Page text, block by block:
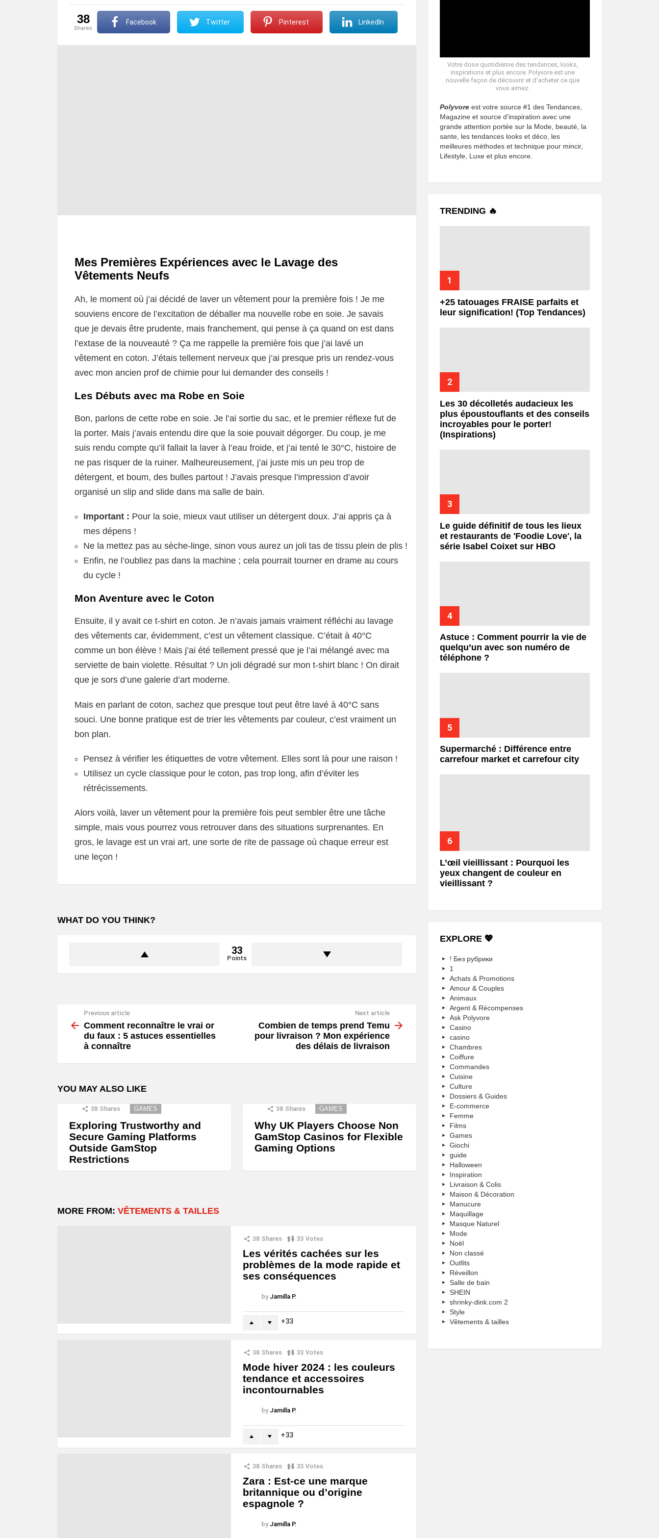
38
shares
Facebook Twitter Pinterest LinkedIn
Mes Premières Expériences avec le Lavage des
Vêtements Neufs
Ah, le moment où j’ai décidé de laver un vêtement pour la première fois ! Je me
souviens encore de l’excitation de déballer ma nouvelle robe en soie. Je savais
que je devais être prudente, mais franchement, qui pense à ça quand on est dans
l’extase de la nouveauté ? Ça me rappelle la première fois que j’ai lavé un
vêtement en coton. J’étais tellement nerveux que j’ai presque pris un rendez-vous
avec mon ancien prof de chimie pour lui demander des conseils !
Les Débuts avec ma Robe en Soie
Bon, parlons de cette robe en soie. Je l’ai sortie du sac, et le premier réflexe fut de
la porter. Mais j’avais entendu dire que la soie pouvait dégorger. Du coup, je me
suis rendu compte qu’il fallait la laver à l’eau froide, et j’ai tenté le 30°C, histoire de
ne pas risquer de la ruiner. Malheureusement, j’ai juste mis un peu trop de
détergent, et boum, des bulles partout ! J’avais presque l’impression d’avoir
organisé un slip and slide dans ma salle de bain.
Important : Pour la soie, mieux vaut utiliser un détergent doux. J’ai appris ça à
mes dépens !
Ne la mettez pas au sèche-linge, sinon vous aurez un joli tas de tissu plein de plis !
Enfin, ne l’oubliez pas dans la machine ; cela pourrait tourner en drame au cours
du cycle !
Mon Aventure avec le Coton
Ensuite, il y avait ce t-shirt en coton. Je n’avais jamais vraiment réfléchi au lavage
des vêtements car, évidemment, c’est un vêtement classique. C’était à 40°C
comme un bon élève ! Mais j’ai été tellement pressé que je l’ai mélangé avec ma
serviette de bain violette. Résultat ? Un joli dégradé sur mon t-shirt blanc ! On dirait
que je sors d’une galerie d’art moderne.
Mais en parlant de coton, sachez que presque tout peut être lavé à 40°C sans
souci. Une bonne pratique est de trier les vêtements par couleur, c’est vraiment un
bon plan.
Pensez à vérifier les étiquettes de votre vêtement. Elles sont là pour une raison !
Utilisez un cycle classique pour le coton, pas trop long, afin d’éviter les
rétrécissements.
Alors voilà, laver un vêtement pour la première fois peut sembler être une tâche
simple, mais vous pourrez vous retrouver dans des situations surprenantes. En
gros, le lavage est un vrai art, une sorte de rite de passage où chaque erreur est
une leçon !
WHAT DO YOU THINK?
33
Points
more
Previous article
Comment reconnaître le vrai or
du faux : 5 astuces essentielles
à connaître
Next article
Combien de temps prend Temu
pour livraison ? Mon expérience
des délais de livraison
YOU MAY ALSO LIKE
38 Shares GAMES
Exploring Trustworthy and
Secure Gaming Platforms
Outside GamStop
Restrictions
38 Shares GAMES
Why UK Players Choose Non
GamStop Casinos for Flexible
Gaming Options
MORE FROM: VÊTEMENTS & TAILLES
38 Shares 33 Votes
Les vérités cachées sur les
problèmes de la mode rapide et
ses conséquences
by Jamilla P.
33
38 Shares 33 Votes
Mode hiver 2024 : les couleurs
tendance et accessoires
incontournables
by Jamilla P.
33
38 Shares 33 Votes
Zara : Est-ce une marque
britannique ou d’origine
espagnole ?
by Jamilla P.
Votre dose quotidienne des tendances, looks,
inspirations et plus encore. Polyvore est une
nouvelle façon de découvrir et d’acheter ce que
vous aimez.
Polyvore est votre source #1 des Tendances,
Magazine et source d’inspiration avec une
grande attention portée sur la Mode, beauté, la
sante, les tendances looks et déco, les
meilleures méthodes et technique pour mincir,
Lifestyle, Luxe et plus encore.
TRENDING 🔥
+25 tatouages ​​FRAISE parfaits et
leur signification! (Top Tendances)
Les 30 décolletés audacieux les
plus époustouflants et des conseils
incroyables pour le porter!
(Inspirations)
Le guide définitif de tous les lieux
et restaurants de 'Foodie Love', la
série Isabel Coixet sur HBO
Astuce : Comment pourrir la vie de
quelqu’un avec son numéro de
téléphone ?
Supermarché : Différence entre
carrefour market et carrefour city
L’œil vieillissant : Pourquoi les
yeux changent de couleur en
vieillissant ?
EXPLORE 💖
! Без рубрики
1
Achats & Promotions
Amour & Couples
Animaux
Argent & Récompenses
Ask Polyvore
Casino
casino
Chambres
Coiffure
Commandes
Cuisine
Culture
Dossiers & Guides
E-commerce
Femme
Films
Games
Giochi
guide
Halloween
Inspiration
Livraison & Colis
Maison & Décoration
Manucure
Maquillage
Masque Naturel
Mode
Noël
Non classé
Outfits
Réveillon
Salle de bain
SHEIN
shrinky-dink.com 2
Style
Vêtements & tailles